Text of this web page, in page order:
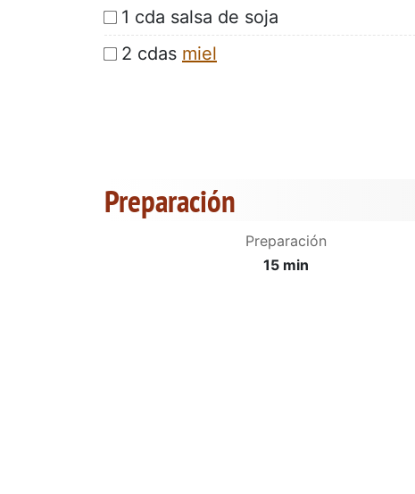
1 cda salsa de soja
2 cdas miel
Preparación
Preparación
15 min